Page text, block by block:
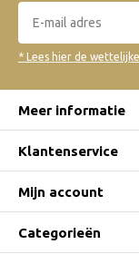
* Lees hier de
Meer informatie
Klantenservice
Mijn account
Categorieën